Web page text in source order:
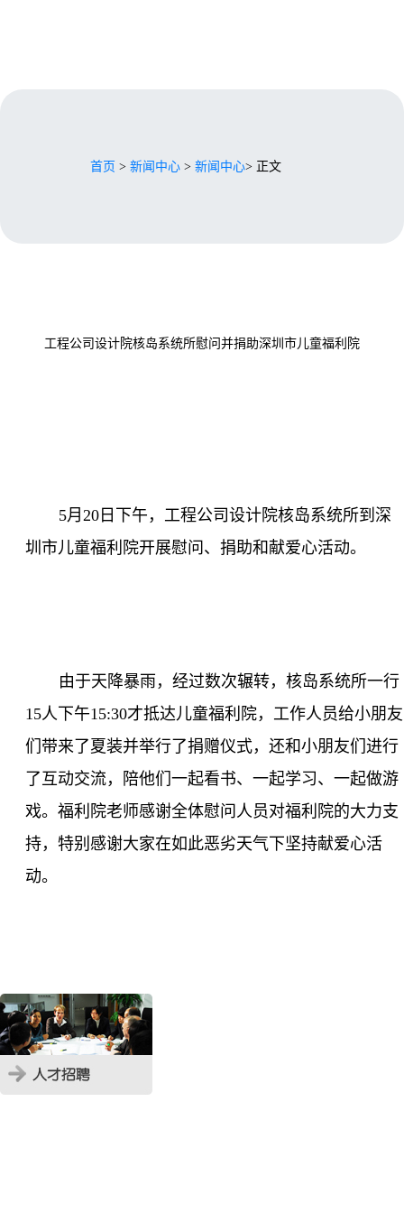
首页 > 新闻中心 > 新闻中心> 正文
工程公司设计院核岛系统所慰问并捐助深圳市儿童福利院
5月20 日下午，工程公司设计院核岛系统所到深
圳市儿童福利院开展慰问、捐助和献爱心活动。
由于天降暴雨，经过数次辗转，核岛系统所一行
15人下午15:30才抵达儿童福利院，工作人员给小朋友
们带来了夏装并举行了捐赠仪式，还和小朋友们进行
了互动交流，陪他们一起看书、一起学习、一起做游
戏。福利院老师感谢全体慰问人员对福利院的大力支
持，特别感谢大家在如此恶劣天气下坚持献爱心活
动。